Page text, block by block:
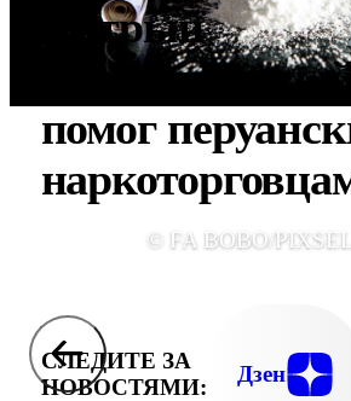
Хитрый
маркетинговый
помог
© FA BOBO/
СЛЕДИТЕ ЗА
НОВОСТЯМИ:
Дзен